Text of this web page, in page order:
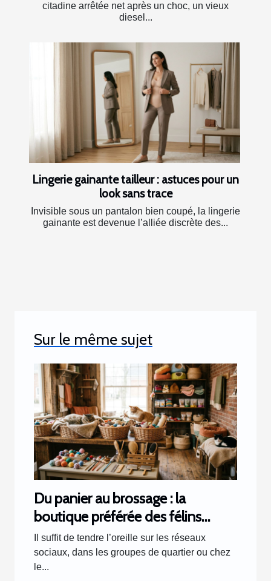
citadine arrêtée net après un choc, un vieux
diesel...
Lingerie gainante tailleur : astuces pour un
look sans trace
Invisible sous un pantalon bien coupé, la lingerie
gainante est devenue l’alliée discrète des...
Sur le même sujet
Du panier au brossage : la
boutique préférée des félins
racontée par les clients
Il suffit de tendre l’oreille sur les réseaux
sociaux, dans les groupes de quartier ou chez
le...